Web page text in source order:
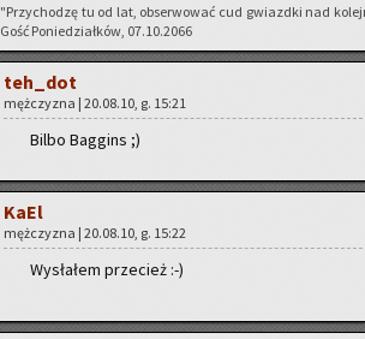
"Przy­cho­dzę tu od lat, ob­ser­wo­wać cud gwiazd­ki nad
Gość Po­nie­dział­ków, 07.10.2066
teh_dot
męż­czy­zna | 20.08.10, g. 15:21
Bilbo Bag­gins ;)
KaEl
męż­czy­zna | 20.08.10, g. 15:22
Wy­sła­łem prze­cież :-)